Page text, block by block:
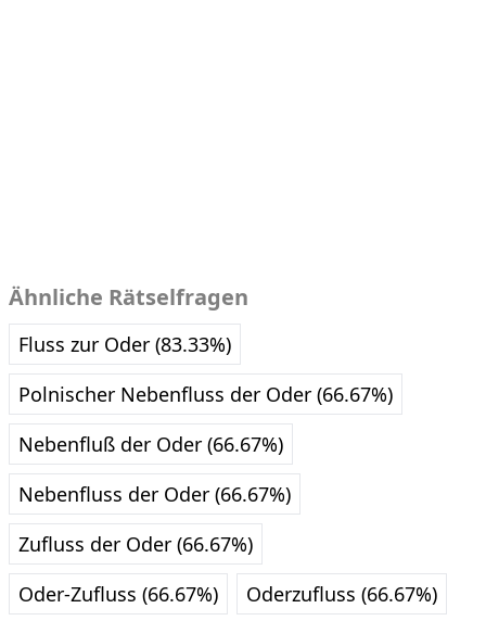
Ähnliche Rätselfragen
Fluss zur Oder (83.33%)
Polnischer Nebenfluss der Oder (66.67%)
Nebenfluß der Oder (66.67%)
Nebenfluss der Oder (66.67%)
Zufluss der Oder (66.67%)
Oder-Zufluss (66.67%)
Oderzufluss (66.67%)